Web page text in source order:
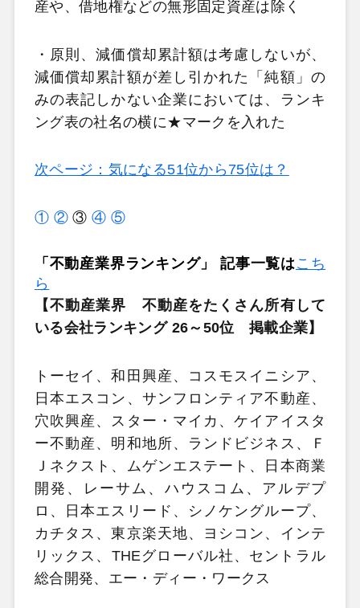
産や、借地権などの無形固定資産は除く
・原則、減価償却累計額は考慮しないが、
減価償却累計額が差し引かれた「純額」の
みの表記しかない企業においては、ランキ
ング表の社名の横に★マークを入れた
次ページ：気になる51位から75位は？
① ② ③④ ⑤
「不動産業界ランキング」 記事一覧はこち
ら
【不動産業界 不動産をたくさん所有して
いる会社ランキング 26～50位 掲載企業】
トーセイ、和田興産、コスモスイニシア、
日本エスコン、サンフロンティア不動産、
穴吹興産、スター・マイカ、ケイアイスタ
ー不動産、明和地所、ランドビジネス、Ｆ
Ｊネクスト、ムゲンエステート、日本商業
開発、レーサム、ハウスコム、アルデプ
ロ、日本エスリード、シノケングループ、
カチタス、東京楽天地、ヨシコン、インテ
リックス、THEグローバル社、セントラル
総合開発、エー・ディー・ワークス